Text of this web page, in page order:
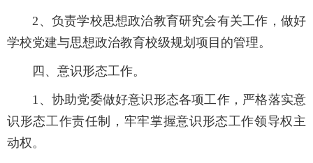
2 、负责学校思想政治教育研究会有关工作，做好
学校党建与思想政治教育校级规划项目的管理。
四、意识形态工作。
1 、协助党委做好意识形态各项工作，严格落实意
识形态工作责任制，牢牢掌握意识形态工作领导权主
动权。